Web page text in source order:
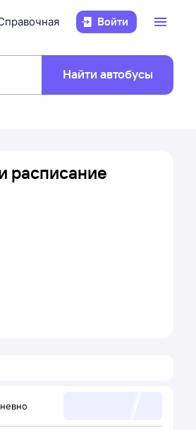
Войти
Найти автобусы
расписание